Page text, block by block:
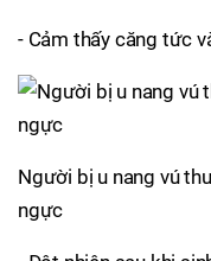
- Cảm thấy căng tức
Người bị u nang vú
ngực